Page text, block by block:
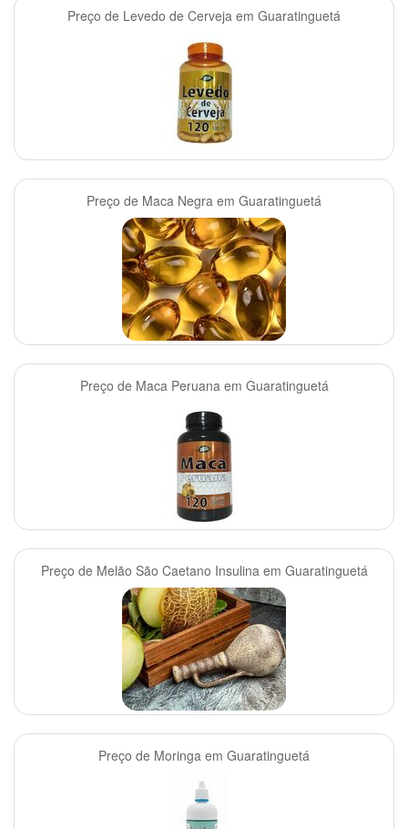
Preço de Levedo de Cerveja em Guaratinguetá
Preço de Maca Negra em Guaratinguetá
Preço de Maca Peruana em Guaratinguetá
Preço de Melão São Caetano Insulina em Guaratinguetá
Preço de Moringa em Guaratinguetá